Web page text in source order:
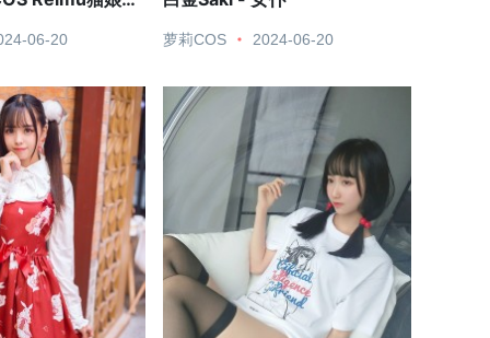
06-20 萝莉COS 2024-06-20